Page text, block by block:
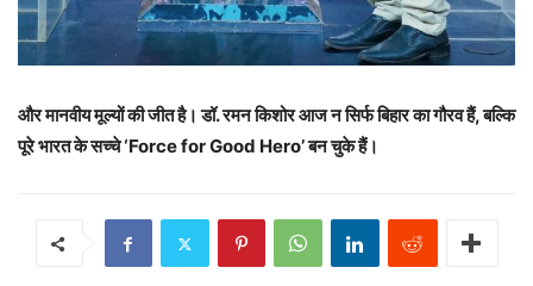
और मानवीय मूल्यों की जीत है। डॉ. रमन किशोर आज न सिर्फ बिहार का गौरव हैं, बल्कि
पूरे भारत के सच्चे ‘Force for Good Hero’ बन चुके हैं।